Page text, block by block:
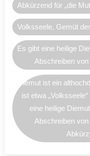
Abkürzend für „die
Volksseele, Gemüt
Es gibt eine heilige
Abschreiben
Diemut ist ein
ist etwa
eine heilige
Abschreiben